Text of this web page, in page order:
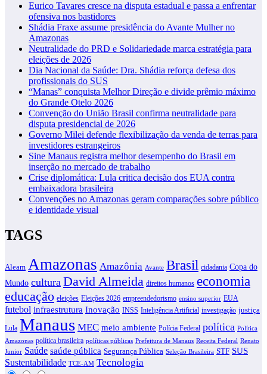
Eurico Tavares cresce na disputa estadual e passa a enfrentar
ofensiva nos bastidores
Shádia Fraxe assume presidência do Avante Mulher no
Amazonas
Neutralidade do PRD e Solidariedade marca estratégia para
eleições de 2026
Dia Nacional da Saúde: Dra. Shádia reforça defesa dos
profissionais do SUS
“Manas” conquista Melhor Direção e divide prêmio máximo
do Grande Otelo 2026
Convenção do União Brasil confirma neutralidade para
disputa presidencial de 2026
Governo Milei defende flexibilização da venda de terras para
investidores estrangeiros
Sine Manaus registra melhor desempenho do Brasil em
inserção no mercado de trabalho
Crise diplomática: Lula critica decisão dos EUA contra
embaixadora brasileira
Convenções no Amazonas geram comparações sobre público
e identidade visual
TAGS
Aleam Amazonas Amazônia Avante Brasil cidadania Copa do
Mundo cultura David Almeida direitos humanos economia
educação eleições Eleições 2026 empreendedorismo ensino superior EUA
futebol infraestrutura Inovação INSS Inteligência Artificial investigação justiça
Lula Manaus MEC meio ambiente Polícia Federal política Política
Amazonas política brasileira políticas públicas Prefeitura de Manaus Receita Federal Renato
Junior Saúde saúde pública Segurança Pública Seleção Brasileira STF SUS
Sustentabilidade TCE-AM Tecnologia